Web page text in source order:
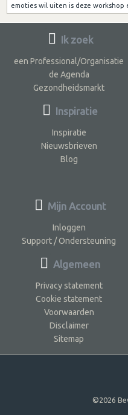
emoties wil uiten is deze workshop
Ik zoek
een Professional/Organisatie
de Agenda
Gezondheidsmarkt
Inspiratie
Inspiratie
Nieuwsbrieven
Blog
Mijn Account
Inloggen
Support / Ondersteuning
Algemeen
Privacy statement
Cookie statement
Voorwaarden
Disclaimer
Sitemap
©2026